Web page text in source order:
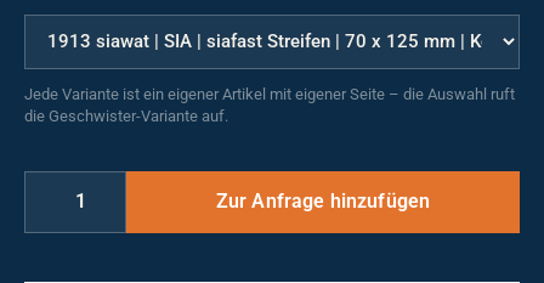
Jede Variante ist ein eigener Artikel mit eigener Seite – die Auswahl ruft
die Geschwister-Variante auf.